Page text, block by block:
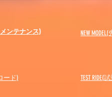
メンテナンス) NEW MODEL(
ード) ​TEST RIDE(